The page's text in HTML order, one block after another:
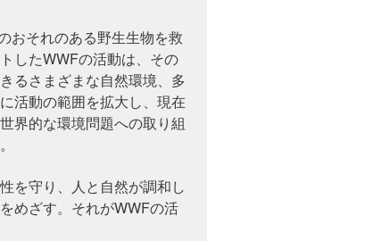
おそれのある野生生物を救
したWWFの活動は、その
るさまざまな自然環境、多
活動の範囲を拡大し、現在
界的な環境問題への取り組
を守り、人と自然が調和し
めざす。それがWWFの活